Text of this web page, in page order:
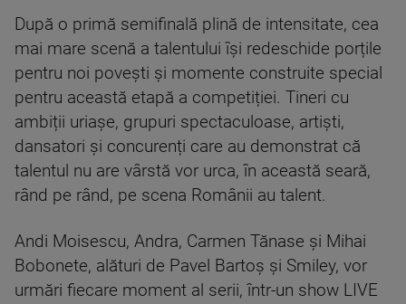
După o primă semifinală plină de intensitate, cea
mai mare scenă a talentului își redeschide porțile
pentru noi povești și momente construite special
pentru această etapă a competiției. Tineri cu
ambiții uriașe, grupuri spectaculoase, artiști,
dansatori și concurenți care au demonstrat că
talentul nu are vârstă vor urca, în această seară,
rând pe rând, pe scena Românii au talent.
Andi Moisescu, Andra, Carmen Tănase și Mihai
Bobonete, alături de Pavel Bartoș și Smiley, vor
urmări fiecare moment al serii, într-un show LIVE